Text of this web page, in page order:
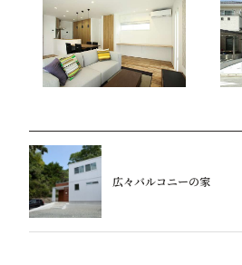
広々バルコニーの家